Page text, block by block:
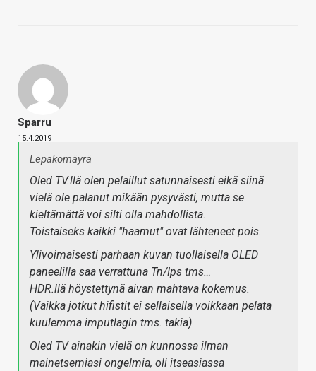
Sparru
15.4.2019
Lepakomäyrä
Oled TV.llä olen pelaillut satunnaisesti eikä siinä
vielä ole palanut mikään pysyvästi, mutta se
kieltämättä voi silti olla mahdollista.
Toistaiseks kaikki "haamut" ovat lähteneet pois.
Ylivoimaisesti parhaan kuvan tuollaisella OLED
paneelilla saa verrattuna Tn/Ips tms…
HDR.llä höystettynä aivan mahtava kokemus.
(Vaikka jotkut hifistit ei sellaisella voikkaan pelata
kuulemma imputlagin tms. takia)
Oled TV ainakin vielä on kunnossa ilman
mainetsemiasi ongelmia, oli itseasiassa